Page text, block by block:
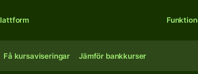
Få kursaviseringar Jämför bankkurser